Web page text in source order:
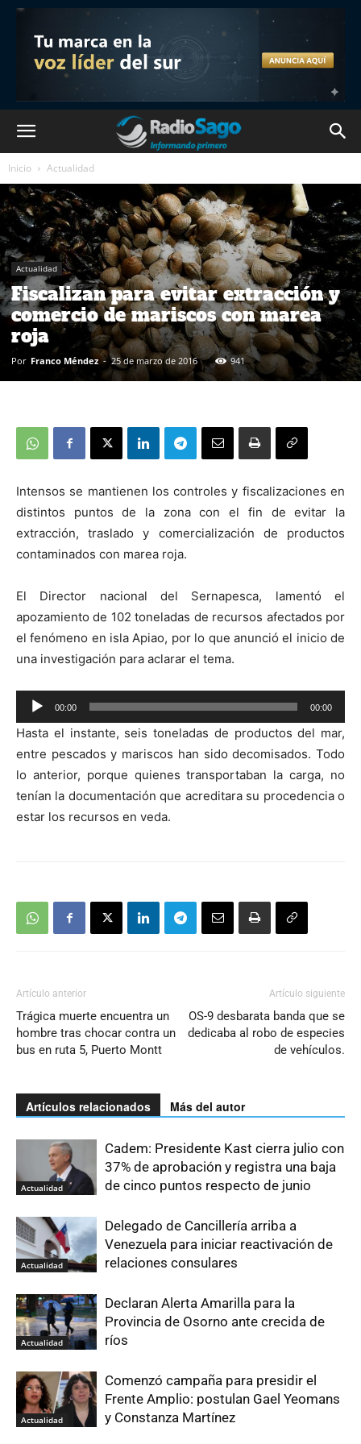
Inicio Actualidad
Actualidad
Fiscalizan para evitar extracción y
comercio de mariscos con marea
roja
Por Franco Méndez - 25 de marzo de 2016 941
Intensos se mantienen los controles y fiscalizaciones en
distintos puntos de la zona con el fin de evitar la
extracción, traslado y comercialización de productos
contaminados con marea roja.
El Director nacional del Sernapesca, lamentó el
apozamiento de 102 toneladas de recursos afectados por
el fenómeno en isla Apiao, por lo que anunció el inicio de
una investigación para aclarar el tema.
Reproductor
de
audio
00:00 00:00
Hasta el instante, seis toneladas de productos del mar,
entre pescados y mariscos han sido decomisados. Todo
lo anterior, porque quienes transportaban la carga, no
tenían la documentación que acreditara su procedencia o
estar los recursos en veda.
Artículo anterior
Trágica muerte encuentra un
hombre tras chocar contra un
bus en ruta 5, Puerto Montt
Artículo siguiente
OS-9 desbarata banda que se
dedicaba al robo de especies
de vehículos.
Artículos relacionados Más del autor
Actualidad
Cadem: Presidente Kast cierra julio con
37% de aprobación y registra una baja
de cinco puntos respecto de junio
Actualidad
Delegado de Cancillería arriba a
Venezuela para iniciar reactivación de
relaciones consulares
Actualidad
Declaran Alerta Amarilla para la
Provincia de Osorno ante crecida de
ríos
Actualidad
Comenzó campaña para presidir el
Frente Amplio: postulan Gael Yeomans
y Constanza Martínez